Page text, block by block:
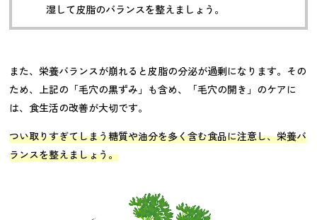
湿して皮脂のバランスを整えましょう。
また、栄養バランスが崩れると皮脂の分泌が過剰になります。その
ため、上記の「毛穴の黒ずみ」も含め、「毛穴の開き」のケアに
は、食生活の改善が大切です。
つい取りすぎてしまう糖質や油分を多く含む食品に注意し、栄養バ
ランスを整えましょう。